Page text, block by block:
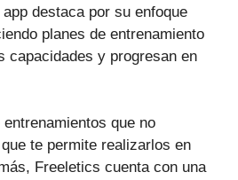
destaca por su enfoque
planes de entrenamiento
capacidades y progresan en
que no
te permite realizarlos en
Freeletics cuenta con una